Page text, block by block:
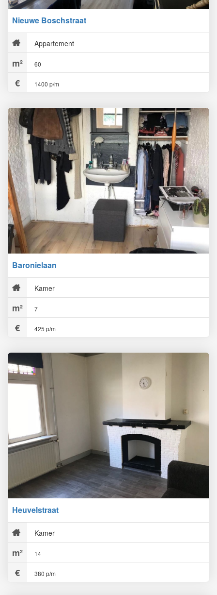
Nieuwe Boschstraat
Appartement
60
1400 p/m
Baronielaan
Kamer
7
425 p/m
Heuvelstraat
Kamer
14
380 p/m